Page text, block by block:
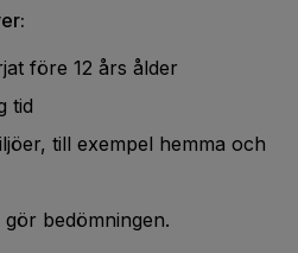
före 12 års ålder
tid
till exempel hemma och
bedömningen.